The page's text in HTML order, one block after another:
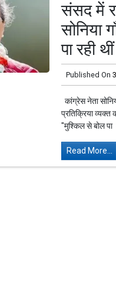
संसद में
सोनिया
पा रही
Published On
कांग्रेस नेता
प्रतिक्रिया
"मुश्किल से बोल पा
Read More...